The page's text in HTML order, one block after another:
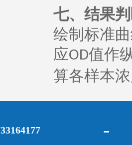
七、 结果
绘制标准
应OD值作
算各样本
-